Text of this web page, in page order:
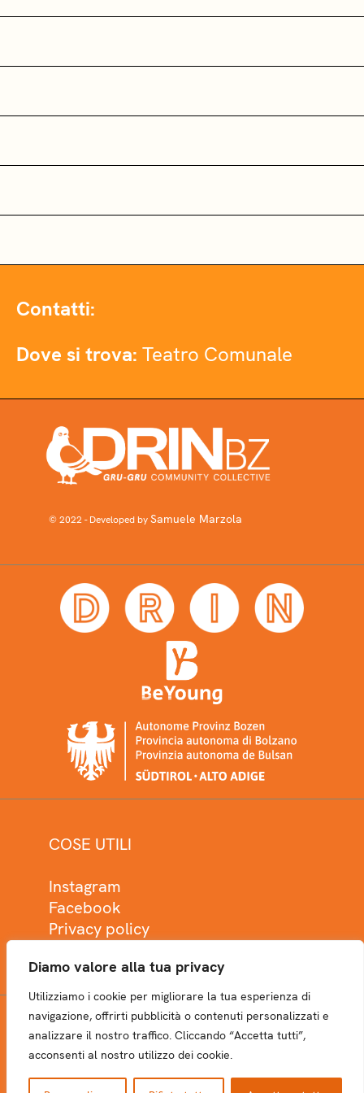
Diamo valore alla tua privacy
Utilizziamo i cookie per migliorare la tua esperienza di
navigazione, offrirti pubblicità o contenuti personalizzati e
analizzare il nostro traffico. Cliccando “Accetta tutti”,
acconsenti al nostro utilizzo dei cookie.
Contatti:
Dove si trova: Teatro Comunale
© 2022 - Developed bySamuele Marzola
COSE UTILI
Instagram
Facebook
Privacy policy
NEWSLETTER